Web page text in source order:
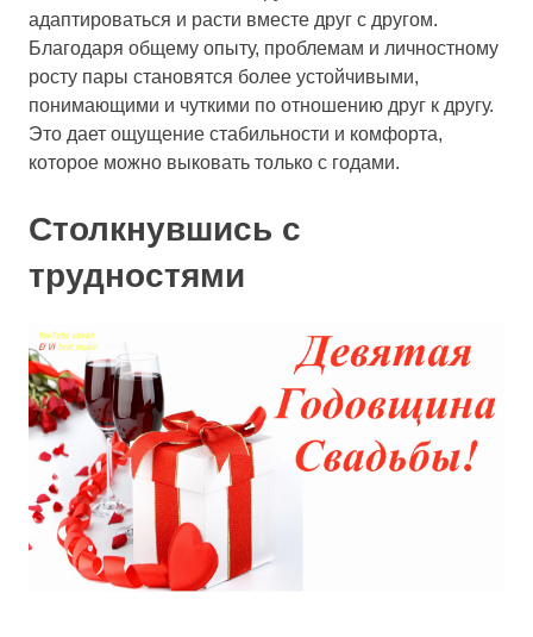
адаптироваться и расти вместе друг с другом.
Благодаря общему опыту, проблемам и личностному
росту пары становятся более устойчивыми,
понимающими и чуткими по отношению друг к другу.
Это дает ощущение стабильности и комфорта,
которое можно выковать только с годами.
Столкнувшись с
трудностями